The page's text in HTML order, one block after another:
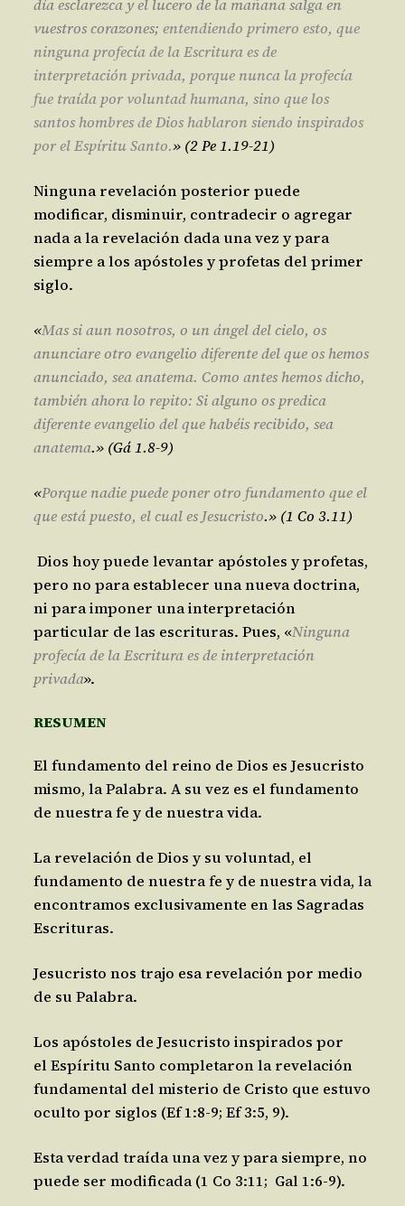
día esclarezca y el lucero de la mañana salga en
vuestros corazones; entendiendo primero esto, que
ninguna profecía de la Escritura es de
interpretación privada, porque nunca la profecía
fue traída por voluntad humana, sino que los
santos hombres de Dios hablaron siendo inspirados
por el Espíritu Santo.» (2 Pe 1.19-21)
Ninguna revelación posterior puede
modificar, disminuir, contradecir o agregar
nada a la revelación dada una vez y para
siempre a los apóstoles y profetas del primer
siglo.
«Mas si aun nosotros, o un ángel del cielo, os
anunciare otro evangelio diferente del que os hemos
anunciado, sea anatema. Como antes hemos dicho,
también ahora lo repito: Si alguno os predica
diferente evangelio del que habéis recibido, sea
anatema.» (Gá 1.8-9)
«Porque nadie puede poner otro fundamento que el
que está puesto, el cual es Jesucristo.» (1 Co 3.11)
Dios hoy puede levantar apóstoles y profetas,
pero no para establecer una nueva doctrina,
ni para imponer una interpretación
particular de las escrituras. Pues, «Ninguna
profecía de la Escritura es de interpretación
privada».
RESUMEN
El fundamento del reino de Dios es Jesucristo
mismo, la Palabra. A su vez es el fundamento
de nuestra fe y de nuestra vida.
La revelación de Dios y su voluntad, el
fundamento de nuestra fe y de nuestra vida, la
encontramos exclusivamente en las Sagradas
Escrituras.
Jesucristo nos trajo esa revelación por medio
de su Palabra.
Los apóstoles de Jesucristo inspirados por
el Espíritu Santo completaron la revelación
fundamental del misterio de Cristo que estuvo
oculto por siglos (Ef 1:8-9; Ef 3:5, 9).
Esta verdad traída una vez y para siempre, no
puede ser modificada (1 Co 3:11; Gal 1:6-9).